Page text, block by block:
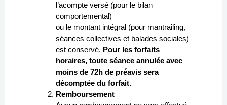
l’acompte versé (pour le bilan
comportemental)
ou le montant intégral (pour mantrailing,
séances collectives et balades sociales)
est conservé. Pour les forfaits
horaires, toute séance annulée avec
moins de 72h de préavis sera
décomptée du forfait.
Remboursement